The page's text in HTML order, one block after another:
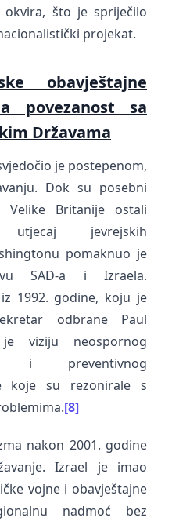
okvira, što je spriječilo
projekat.
obavještajne
povezanost sa
Državama
je postepenom,
Dok su posebni
Britanije ostali
jevrejskih
pomaknuo je
SAD-a i Izraela.
1992. godine, koju je
odbrane Paul
viziju neospornog
i preventivnog
koje su rezonirale s
[8]
nakon 2001. godine
Izrael je imao
vojne i obavještajne
nadmoć bez